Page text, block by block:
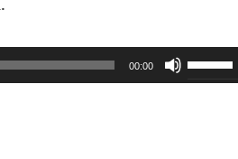
00:00
Utilisez
les